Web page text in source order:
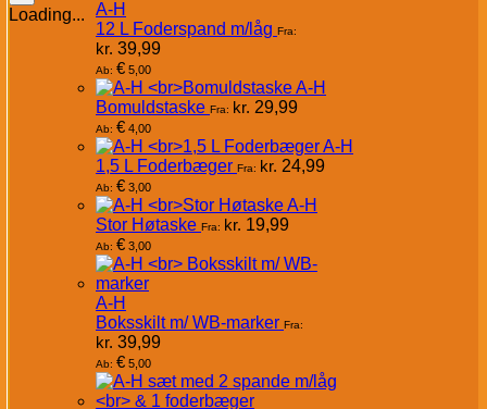
Loading...
A-H
12 L Foderspand m/låg Fra:
kr. 39,99
Ab: € 5,00
A-H
Bomuldstaske Fra: kr. 29,99
Ab: € 4,00
A-H
1,5 L Foderbæger Fra: kr. 24,99
Ab: € 3,00
A-H
Stor Høtaske Fra: kr. 19,99
Ab: € 3,00
A-H
Boksskilt m/ WB-marker Fra:
kr. 39,99
Ab: € 5,00